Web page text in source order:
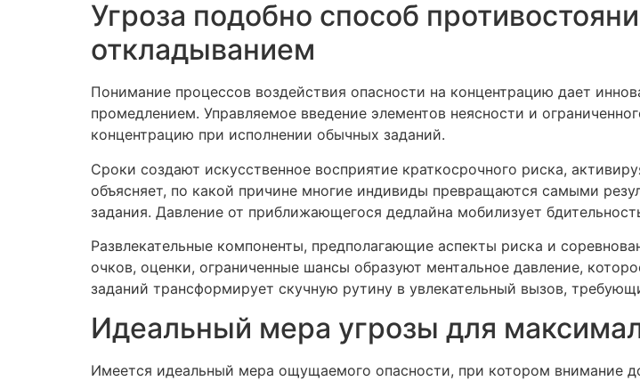
Угроза подобно способ
откладыванием
Понимание процессов воздействия опасности на концентрацию дает
промедлением. Управляемое введение элементов неясности и
концентрацию при исполнении обычных заданий.
Сроки создают искусственное восприятие краткосрочного риска,
объясняет, по какой причине многие индивиды превращаются самыми
задания. Давление от приближающегося дедлайна мобилизует
Развлекательные компоненты, предполагающие аспекты риска и
очков, оценки, ограниченные шансы образуют ментальное давление,
заданий трансформирует скучную рутину в увлекательный вызов,
Идеальный мера угрозы для
Имеется идеальный мера ощущаемого опасности, при котором внимание